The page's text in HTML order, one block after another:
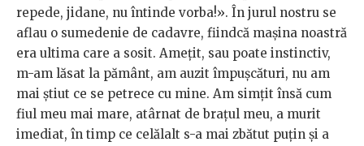
re­pede, jidane, nu întinde vorba!». În jurul nostru se
aflau o sumedenie de cadavre, fiindcă mașina noastră
era ultima care a sosit. Amețit, sau poate instinctiv,
m-am lă­sat la pământ, am auzit împușcături, nu am
mai știut ce se petrece cu mine. Am simțit însă cum
fiul meu mai mare, atârnat de brațul meu, a murit
imediat, în timp ce celălalt s-a mai zbătut puțin și a